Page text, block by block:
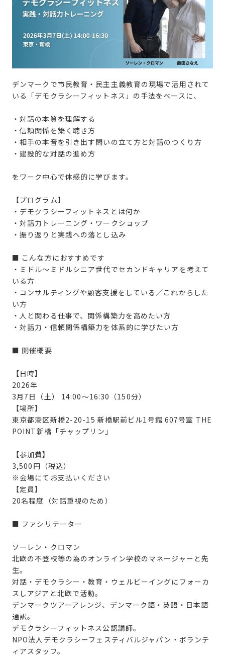
デンマークで市民教育・民主主義教育の現場で活用されて
いる「デモクラシーフィットネス」の手法をベースに、
・対話の本質を理解する
・信頼関係を築く聴き方
・相手の本音を引き出す問いの立て方と対話のつくり方
・建設的な対話の進め方
をワーク中心で体感的に学びます。
【プログラム】
・デモクラシーフィットネスとは何か
・対話力トレーニング・ワークショップ
・振り返りと実践への落とし込み
■ こんな方におすすめです
・ミドル〜ミドルシニア世代でセカンドキャリアを考えて
いる方
・コンサルティングや顧客支援をしている／これからした
い方
・人と関わる仕事で、関係構築力を高めたい方
・対話力・信頼関係構築力を体系的に学びたい方
■ 開催概要
【日時】
2026年
3月7日（土） 14:00〜16:30（150分）
【場所】
東京都港区新橋2-20-15 新橋駅前ビル1号館 607号室 THE
POINT新橋「チャップリン」
【参加費】
3,500円（税込）
※会場にてお支払いください
【定員】
20名程度（対話重視のため）
■ ファシリテーター
ソーレン・クロマン
北欧の不登校等の為のオンライン学校のマネージャーと先
生。
対話・デモクラシー・教育・ウェルビーイングにフォーカ
スしアジアと北欧で活動。
デンマークツアーアレンジ、デンマーク語・英語・日本語
通訳。
デモクラシーフィットネス公認講師。
NPO法人デモクラシーフェスティバルジャパン・ボランテ
ィアスタッフ。